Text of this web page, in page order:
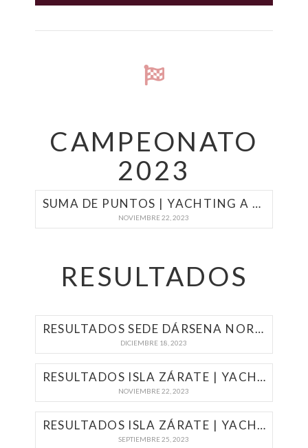
CAMPEONATO
2023
SUMA DE PUNTOS | YACHTING A MOTOR 2023
NOVIEMBRE 22, 2023
RESULTADOS
RESULTADOS SEDE DÁRSENA NORTE | YACHTING A MOTOR 2023
DICIEMBRE 18, 2023
RESULTADOS ISLA ZÁRATE | YACHTING A MOTOR 2023
NOVIEMBRE 22, 2023
RESULTADOS ISLA ZÁRATE | YACHTING A MOTOR 2023
SEPTIEMBRE 25, 2023